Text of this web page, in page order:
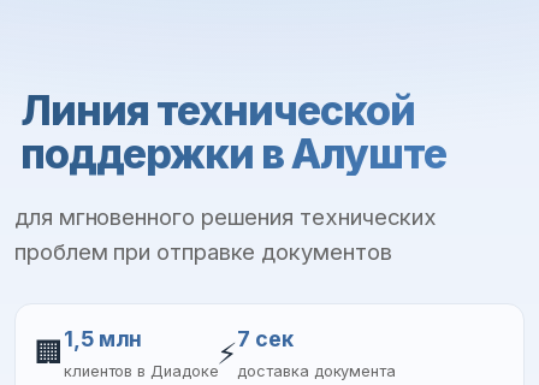
Линия технической
поддержки в Алуште
для мгновенного решения технических
проблем при отправке документов
🏢 1,5 млн
клиентов в Диадоке
⚡7 сек
доставка документа